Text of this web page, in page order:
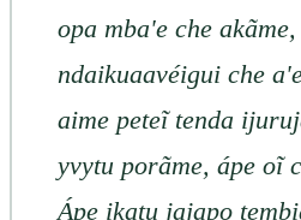
opa mba'e che
ndaikuaavéigui che
aime peteĩ tenda
yvytu porãme, ápe oĩ
Ápe ikatu jajapo